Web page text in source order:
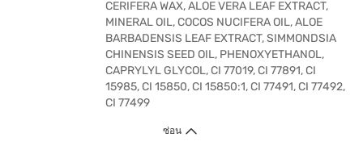
CERIFERA WAX, ALOE VERA LEAF EXTRACT,
MINERAL OIL, COCOS NUCIFERA OIL, ALOE
BARBADENSIS LEAF EXTRACT, SIMMONDSIA
CHINENSIS SEED OIL, PHENOXYETHANOL,
CAPRYLYL GLYCOL, CI 77019, CI 77891, CI
15985, CI 15850, CI 15850:1, CI 77491, CI 77492,
CI 77499
ซ่อน